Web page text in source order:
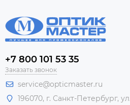
+7 800 101 53 35
Заказать звонок
service@opticmaster.ru
196070, г. Санкт-Петербург,